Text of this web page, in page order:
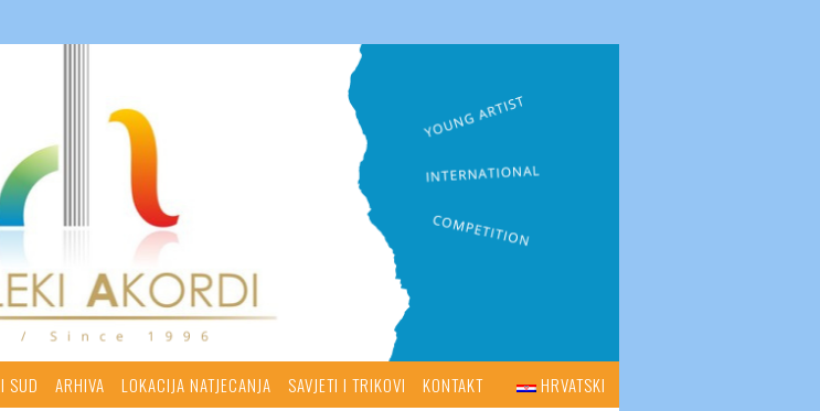
SUD ARHIVA LOKACIJA NATJECANJA SAVJETI I TRIKOVI KONTAKT HRVATSKI